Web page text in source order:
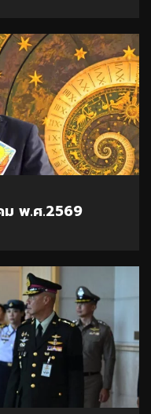
ม พ.ศ.2569